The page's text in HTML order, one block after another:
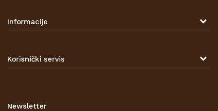
47000 Karlovac
Informacije
Prodajna mjesta
Korisnički servis
Korištenje kolačića
Newsletter